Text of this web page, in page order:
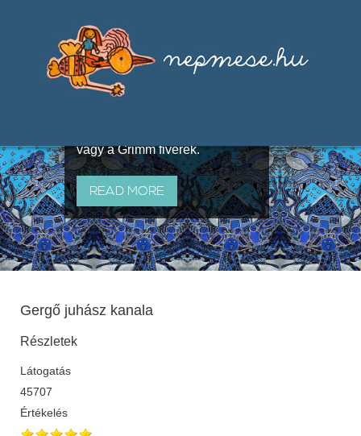
útján terjedő elbeszélésekből,
melyeket olyan ismert gyűjtők
állítottak össze, mint Benedek
vagy a Grimm fivérek.
READ MORE
Gergő juhász kanala
Részletek
Látogatás
45707
Értékelés